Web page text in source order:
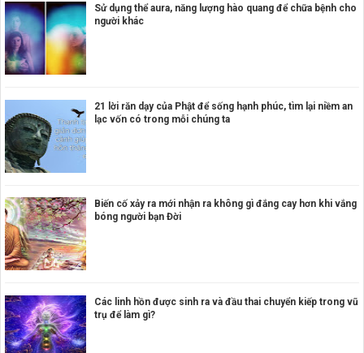
Sử dụng thể aura, năng lượng hào quang để chữa bệnh cho
người khác
21 lời răn dạy của Phật để sống hạnh phúc, tìm lại niềm an
lạc vốn có trong mỗi chúng ta
Biến cố xảy ra mới nhận ra không gì đắng cay hơn khi vắng
bóng người bạn Đời
Các linh hồn được sinh ra và đầu thai chuyển kiếp trong vũ
trụ để làm gì?